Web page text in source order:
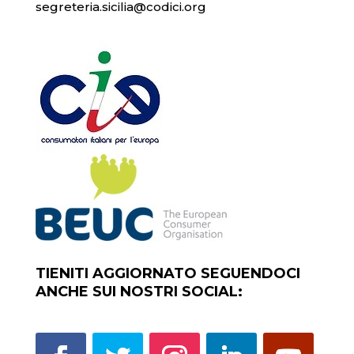
segreteria.sicilia@codici.org
TIENITI AGGIORNATO SEGUENDOCI
ANCHE SUI NOSTRI SOCIAL: